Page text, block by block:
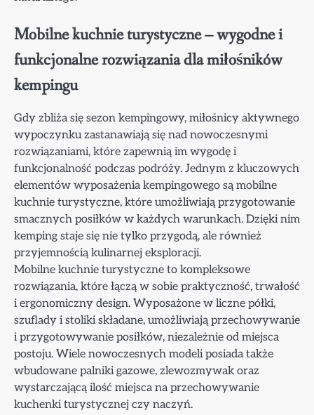
Mobilne kuchnie turystyczne – wygodne i
funkcjonalne rozwiązania dla miłośników
kempingu
Gdy zbliża się sezon kempingowy, miłośnicy aktywnego
wypoczynku zastanawiają się nad nowoczesnymi
rozwiązaniami, które zapewnią im wygodę i
funkcjonalność podczas podróży. Jednym z kluczowych
elementów wyposażenia kempingowego są mobilne
kuchnie turystyczne, które umożliwiają przygotowanie
smacznych posiłków w każdych warunkach. Dzięki nim
kemping staje się nie tylko przygodą, ale również
przyjemnością kulinarnej eksploracji.
Mobilne kuchnie turystyczne to kompleksowe
rozwiązania, które łączą w sobie praktyczność, trwałość
i ergonomiczny design. Wyposażone w liczne półki,
szuflady i stoliki składane, umożliwiają przechowywanie
i przygotowywanie posiłków, niezależnie od miejsca
postoju. Wiele nowoczesnych modeli posiada także
wbudowane palniki gazowe, zlewozmywak oraz
wystarczającą ilość miejsca na przechowywanie
kuchenki turystycznej czy naczyń.